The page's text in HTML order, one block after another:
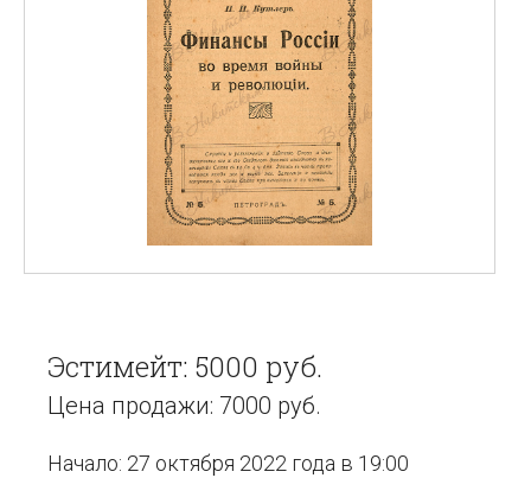
Эстимейт: 5000 руб.
Цена продажи: 7000 руб.
Начало: 27 октября 2022 года в 19:00